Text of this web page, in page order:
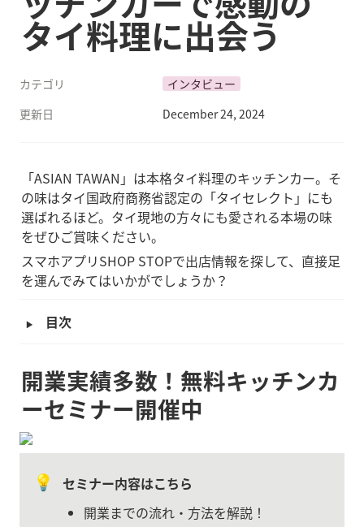
タイ料理に出会う
カテゴリ
インタビュー
更新日
December 24, 2024
「ASIAN TAWAN」は本格タイ料理のキッチンカー。そ
の味はタイ国政府商務省認定の「タイセレクト」にも
選ばれるほど。タイ現地の方々にも愛される本場の味
をぜひご賞味ください。
スマホアプリSHOP STOPで出店情報を探して、直接足
を運んでみてはいかがでしょうか？
‣ 目次
開業実績多数！無料キッチンカ
ーセミナー開催中
💡
セミナー内容はこちら
開業までの流れ・方法を解説！